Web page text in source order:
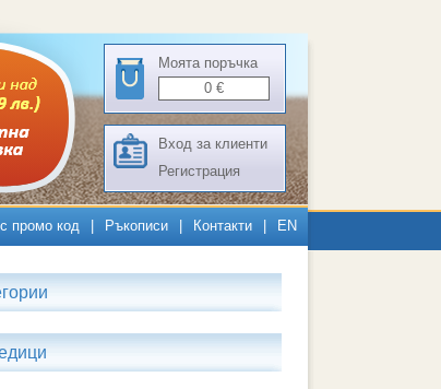
Моята поръчка
0 €
Вход за клиенти
Регистрация
промо код Ръкописи Контакти EN